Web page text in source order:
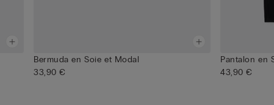
Bermuda en Soie et Modal
33,90 €
Pantalon en
43,90 €